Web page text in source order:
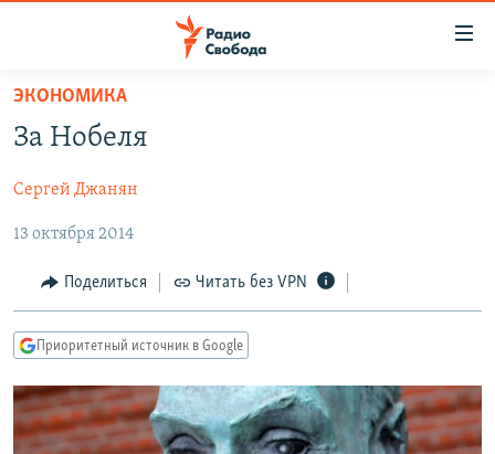
упрощенного
доступа
содержанию
Вернутся
главной
навигации
Вернутся
поиску
ПРОГРАММЫ
АВТОРСКИЕ ПРОЕКТЫ
ЦИТАТЫ СВОБОДЫ
МНЕНИЯ
КУЛЬТУРА
IDEL.РЕАЛИИ
КАВКАЗ.РЕАЛИИ
СЕВЕР.РЕАЛИИ
ЭКОНОМИКА
За Нобеля
Сергей Джанян
13 октября 2014
Поделиться Читать без VPN
Приоритетный источник в Google